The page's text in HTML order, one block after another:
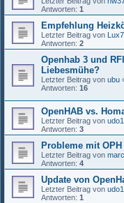
Antworten: 1
Empfehlung
Letzter Beitrag von
Antworten: 2
Openhab 3 und
Liebesmühe?
Letzter Beitrag von ubu
Antworten: 16
OpenHAB vs.
Letzter Beitrag von
Antworten: 3
Probleme mit
Letzter Beitrag von
Antworten: 4
Update von
Letzter Beitrag von
Antworten: 1